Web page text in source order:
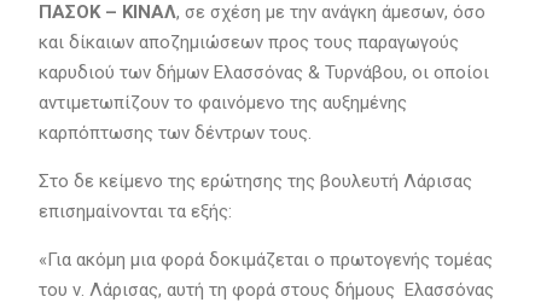
ΠΑΣΟΚ – ΚΙΝΑΛ, σε σχέση με την ανάγκη άμεσων, όσο
και δίκαιων αποζημιώσεων προς τους παραγωγούς
καρυδιού των δήμων Ελασσόνας & Τυρνάβου, οι οποίοι
αντιμετωπίζουν το φαινόμενο της αυξημένης
καρπόπτωσης των δέντρων τους.
Στο δε κείμενο της ερώτησης της βουλευτή Λάρισας
επισημαίνονται τα εξής:
«Για ακόμη μια φορά δοκιμάζεται ο πρωτογενής τομέας
του ν. Λάρισας, αυτή τη φορά στους δήμους Ελασσόνας